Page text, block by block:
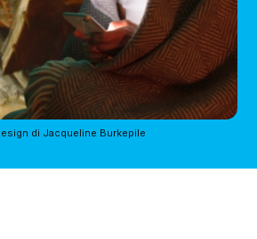
di Jacqueline Burkepile